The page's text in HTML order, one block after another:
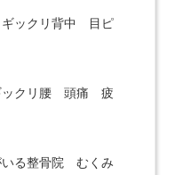
ックリ背中 目ピ
クリ腰 頭痛 疲
る整骨院 むくみ